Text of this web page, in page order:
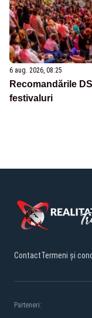
6 aug. 2026, 08:25
Recomandările
festivaluri
ContactTermeni și
Parteneri: